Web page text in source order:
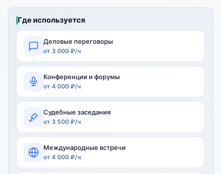
Где используется
Деловые переговоры
от 3 000 ₽/ч
Конференции и форумы
от 4 000 ₽/ч
Судебные заседания
от 3 500 ₽/ч
Международные встречи
от 4 000 ₽/ч